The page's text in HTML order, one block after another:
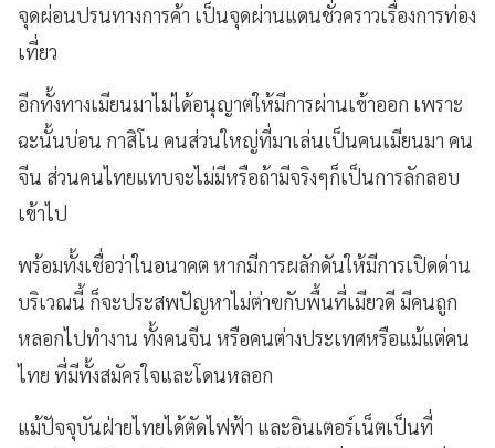
จุดผ่อนปรนทางการค้า เป็นจุดผ่านแดนชั่วคราวเรื่องการท่อง
เที่ยว
อีกทั้งทางเมียนมาไม่ได้อนุญาตให้มีการผ่านเข้าออก เพราะ
ฉะนั้นบ่อน กาสิโน คนส่วนใหญ่ที่มาเล่นเป็นคนเมียนมา คน
จีน ส่วนคนไทยแทบจะไม่มีหรือถ้ามีจริงๆก็เป็นการลักลอบ
เข้าไป
พร้อมทั้งเชื่อว่าในอนาคต หากมีการผลักดันให้มีการเปิดด่าน
บริเวณนี้ ก็จะประสพปัญหาไม่ต่าฃกับพื้นที่เมียวดี มีคนถูก
หลอกไปทำงาน ทั้งคนจีน หรือคนต่างประเทศหรือแม้แต่คน
ไทย ที่มีทั้งสมัครใจและโดนหลอก
แม้ปัจจุบันฝ่ายไทยได้ตัดไฟฟ้า และอินเตอร์เน็ตเป็นที่